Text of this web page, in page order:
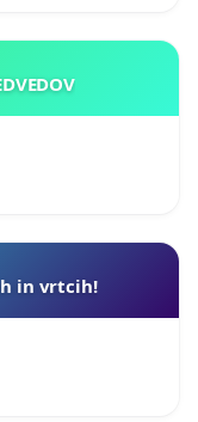
in vrtcih!